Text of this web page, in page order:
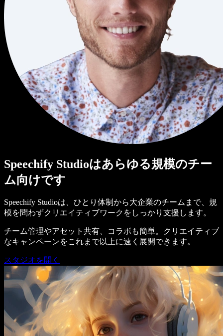
Speechify Studioはあらゆる規模のチー
ム向けです
Speechify Studioは、ひとり体制から大企業のチームまで、規
模を問わずクリエイティブワークをしっかり支援します。
チーム管理やアセット共有、コラボも簡単。クリエイティブ
なキャンペーンをこれまで以上に速く展開できます。
スタジオを開く